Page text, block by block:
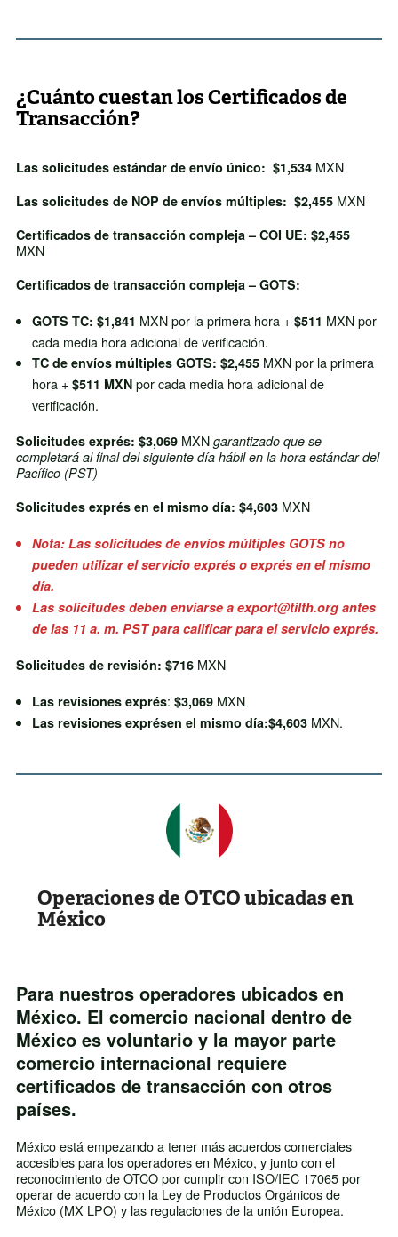
¿Cuánto cuestan los Certificados de
Transacción?
Las solicitudes estándar de envío único: $1,534MXN
Las solicitudes de NOP de envíos múltiples: $2,455 MXN
Certificados de transacción compleja – COI UE: $2,455
MXN
Certificados de transacción compleja – GOTS:
GOTS TC: $1,841 MXN por la primera hora + $511 MXN por
cada media hora adicional de verificación.
TC de envíos múltiples GOTS: $2,455 MXN por la primera
hora + $511 MXN por cada media hora adicional de
verificación.
Solicitudes exprés: $3,069 MXN garantizado que se
completará al final del siguiente día hábil en la hora estándar del
Pacífico (PST)
Solicitudes exprés en el mismo día: $4,603 MXN
Nota: Las solicitudes de envíos múltiples GOTS no
pueden utilizar el servicio exprés o exprés en el mismo
día.
Las solicitudes deben enviarse a export@tilth.org antes
de las 11 a. m. PST para calificar para el servicio exprés.
Solicitudes de revisión: $716MXN
Las revisiones exprés: $3,069MXN
Las revisiones exprésen el mismo día:$4,603MXN.
Operaciones de OTCO ubicadas en
México
Para nuestros operadores ubicados en
México. El comercio nacional dentro de
México es voluntario y la mayor parte
comercio internacional requiere
certificados de transacción con otros
países.
México está empezando a tener más acuerdos comerciales
accesibles para los operadores en México, y junto con el
reconocimiento de OTCO por cumplir con ISO/IEC 17065 por
operar de acuerdo con la Ley de Productos Orgánicos de
México (MX LPO) y las regulaciones de la unión Europea.